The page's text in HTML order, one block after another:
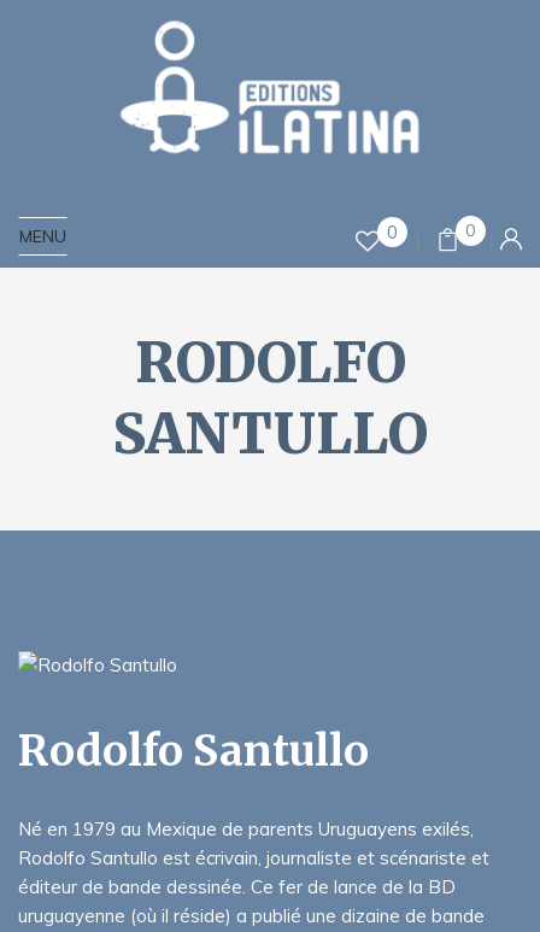
MENU 0 0
RODOLFO
SANTULLO
Rodolfo Santullo
Né en 1979 au Mexique de parents Uruguayens exilés,
Rodolfo Santullo est écrivain, journaliste et scénariste et
éditeur de bande dessinée. Ce fer de lance de la BD
uruguayenne (où il réside) a publié une dizaine de bande